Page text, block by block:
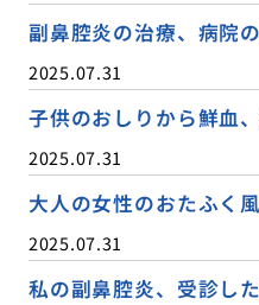
副鼻腔炎の治療、病院
2025.07.31
子供のおしりから鮮血
2025.07.31
大人の女性のおたふく
2025.07.31
私の副鼻腔炎、受診し